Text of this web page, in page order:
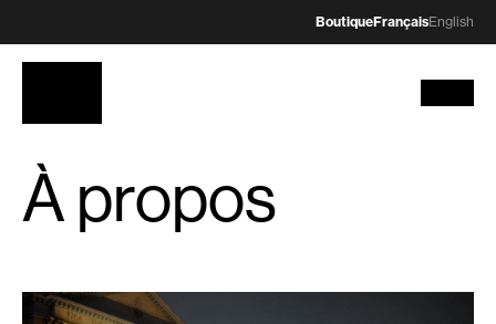
BoutiqueFrançaisEnglish
À propos